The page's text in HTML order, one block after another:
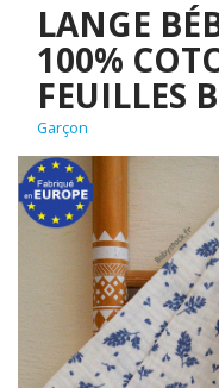
LANGE
100%
FEUILLES
Garçon